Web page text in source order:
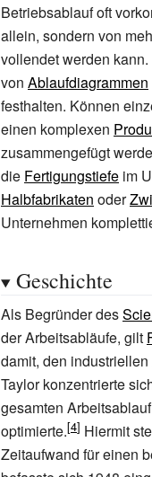
Betriebsablauf oft
allein, sondern von
vollendet werden
von Ablaufdiagrammen
festhalten. Können
einen komplexen
zusammengefügt
die Fertigungstiefe im
Halbfabrikaten oder
Unternehmen
Geschichte
Als Begründer des
der Arbeitsabläufe, gilt
damit, den
Taylor konzentrierte
gesamten
optimierte.
Hiermit
Zeitaufwand für einen